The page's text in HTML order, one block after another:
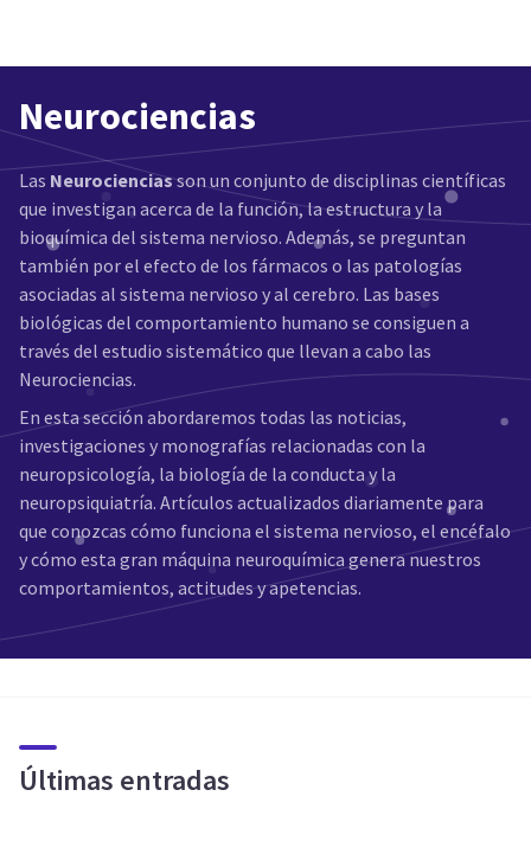
Neurociencias
Las Neurocienciasson un conjunto de disciplinas científicas
que investigan acerca de la función, la estructura y la
bioquímica del sistema nervioso. Además, se preguntan
también por el efecto de los fármacos o las patologías
asociadas al sistema nervioso y al cerebro. Las bases
biológicas del comportamiento humano se consiguen a
través del estudio sistemático que llevan a cabo las
Neurociencias.
En esta sección abordaremos todas las noticias,
investigaciones y monografías relacionadas con la
neuropsicología, la biología de la conducta y la
neuropsiquiatría. Artículos actualizados diariamente para
que conozcas cómo funciona el sistema nervioso, el encéfalo
y cómo esta gran máquina neuroquímica genera nuestros
comportamientos, actitudes y apetencias.
Últimas entradas